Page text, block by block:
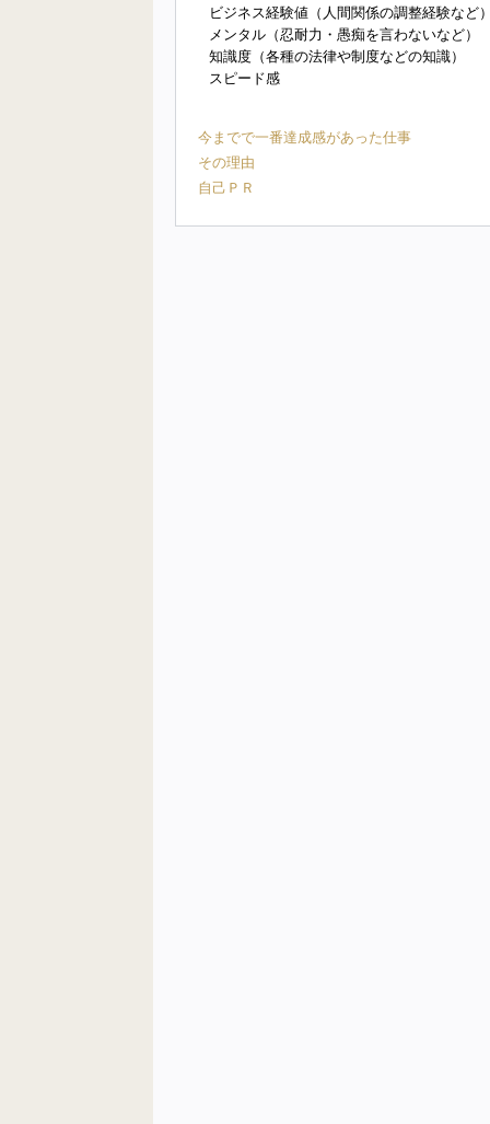
ビジネス経験値（人間関係の調整経験など
メンタル（忍耐力・愚痴を言わないなど）
知識度（各種の法律や制度などの知識）
スピード感
今までで一番達成感があった仕事
その理由
自己ＰＲ